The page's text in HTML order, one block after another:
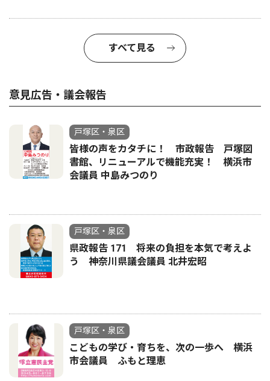
すべて見る
意見広告・議会報告
戸塚区・泉区
皆様の声をカタチに！ 市政報告 戸塚図
書館、リニューアルで機能充実！ 横浜市
会議員 中島みつのり
戸塚区・泉区
県政報告 171 将来の負担を本気で考えよ
う 神奈川県議会議員 北井宏昭
戸塚区・泉区
こどもの学び・育ちを、次の一歩へ 横浜
市会議員 ふもと理恵